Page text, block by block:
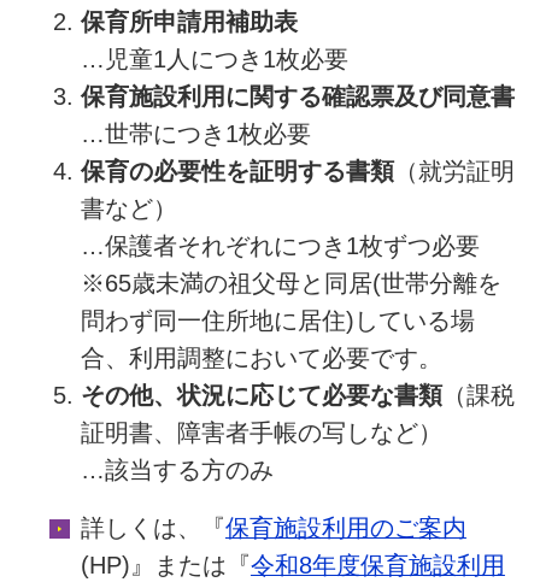
保育所申請用補助表
…児童1人につき1枚必要
保育施設利用に関する確認票及び同意書
…世帯につき1枚必要
保育の必要性を証明する書類（就労証明
書など）
…保護者それぞれにつき1枚ずつ必要
※65歳未満の祖父母と同居(世帯分離を
問わず同一住所地に居住)している場
合、利用調整において必要です。
その他、状況に応じて必要な書類（課税
証明書、障害者手帳の写しなど）
…該当する方のみ
詳しくは、『保育施設利用のご案内
(HP)』または『令和8年度保育施設利用